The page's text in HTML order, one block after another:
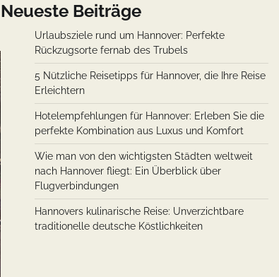
Neueste Beiträge
Urlaubsziele rund um Hannover: Perfekte
Rückzugsorte fernab des Trubels
5 Nützliche Reisetipps für Hannover, die Ihre Reise
Erleichtern
Hotelempfehlungen für Hannover: Erleben Sie die
perfekte Kombination aus Luxus und Komfort
Wie man von den wichtigsten Städten weltweit
nach Hannover fliegt: Ein Überblick über
Flugverbindungen
Hannovers kulinarische Reise: Unverzichtbare
traditionelle deutsche Köstlichkeiten